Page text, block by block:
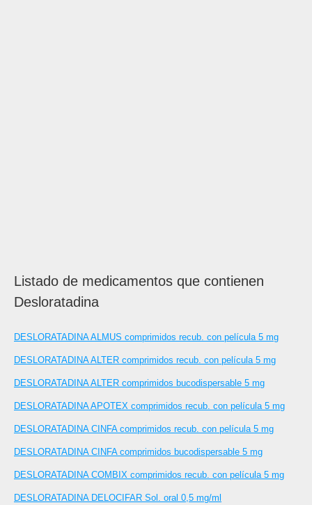
Listado de medicamentos que contienen
Desloratadina
DESLORATADINA ALMUS comprimidos recub. con película 5 mg
DESLORATADINA ALTER comprimidos recub. con película 5 mg
DESLORATADINA ALTER comprimidos bucodispersable 5 mg
DESLORATADINA APOTEX comprimidos recub. con película 5 mg
DESLORATADINA CINFA comprimidos recub. con película 5 mg
DESLORATADINA CINFA comprimidos bucodispersable 5 mg
DESLORATADINA COMBIX comprimidos recub. con película 5 mg
DESLORATADINA DELOCIFAR Sol. oral 0,5 mg/ml